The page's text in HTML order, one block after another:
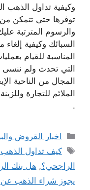
وكيفية تداول
توفرها حتى تتمكن من
والرسوم المترتبة
السبائك وكيفية
المناسبة للقيام
التي تحدث ولم ننسى
المجال من الناحية
الملائم للتجارة
.
التصنيفات
اخبار القروض
الوسوم
كيف تداول
الراجحي؟, هل بنك
يجوز شراء الذهب